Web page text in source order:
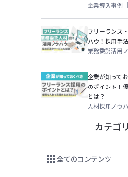
企業導入事例 ｜
フリーランス
ハウ！採用手
業務委託活用
企業が知って
のポイント！
とは？
人材採用ノウ
カテゴ
全てのコンテンツ